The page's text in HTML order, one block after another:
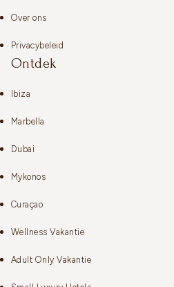
Over ons
Privacybeleid
Ontdek
Ibiza
Marbella
Dubai
Mykonos
Curaçao
Wellness Vakantie
Adult Only Vakantie